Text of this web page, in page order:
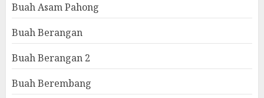
Buah Asam Pahong
Buah Berangan
Buah Berangan 2
Buah Berembang